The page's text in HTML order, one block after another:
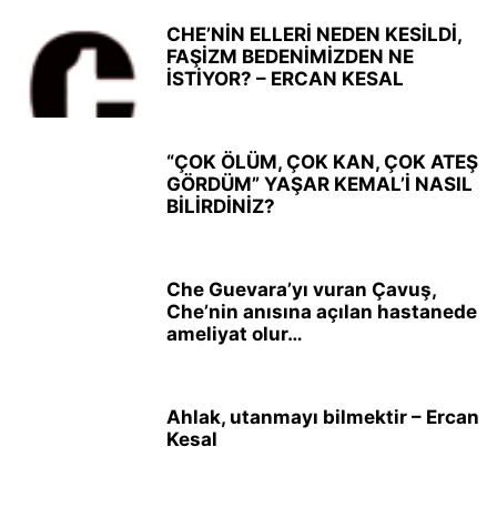
CHE’NİN ELLERİ NEDEN KESİLDİ,
FAŞİZM BEDENİMİZDEN NE
İSTİYOR? – ERCAN KESAL
“ÇOK ÖLÜM, ÇOK KAN, ÇOK ATEŞ
GÖRDÜM” YAŞAR KEMAL’İ NASIL
BİLİRDİNİZ?
Che Guevara’yı vuran Çavuş,
Che’nin anısına açılan hastanede
ameliyat olur…
Ahlak, utanmayı bilmektir – Ercan
Kesal